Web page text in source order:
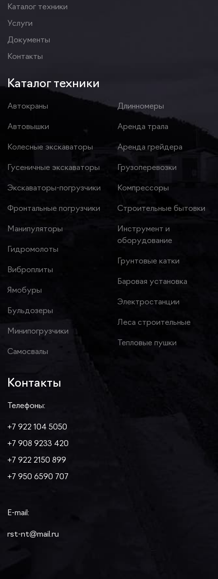
Каталог техники
Услуги
Документы
Контакты
Каталог техники
Автокраны
Автовышки
Колесные экскаваторы
Гусеничные экскаваторы
Экскаваторы-погрузчики
Фронтальные погрузчики
Манипуляторы
Гидромолоты
Виброплиты
Ямобуры
Бульдозеры
Минипогрузчики
Самосвалы
Длинномеры
Аренда трала
Аренда грейдера
Грузоперевозки
Компрессоры
Строительные бытовки
Инструмент и
оборудование
Грунтовые катки
Баровая установка
Электростанции
Леса строительные
Тепловые пушки
Контакты
Телефоны:
+7 922 104 5050
+7 908 9233 420
+7 922 2150 899
+7 950 6590 707
E-mail:
rst-nt@mail.ru